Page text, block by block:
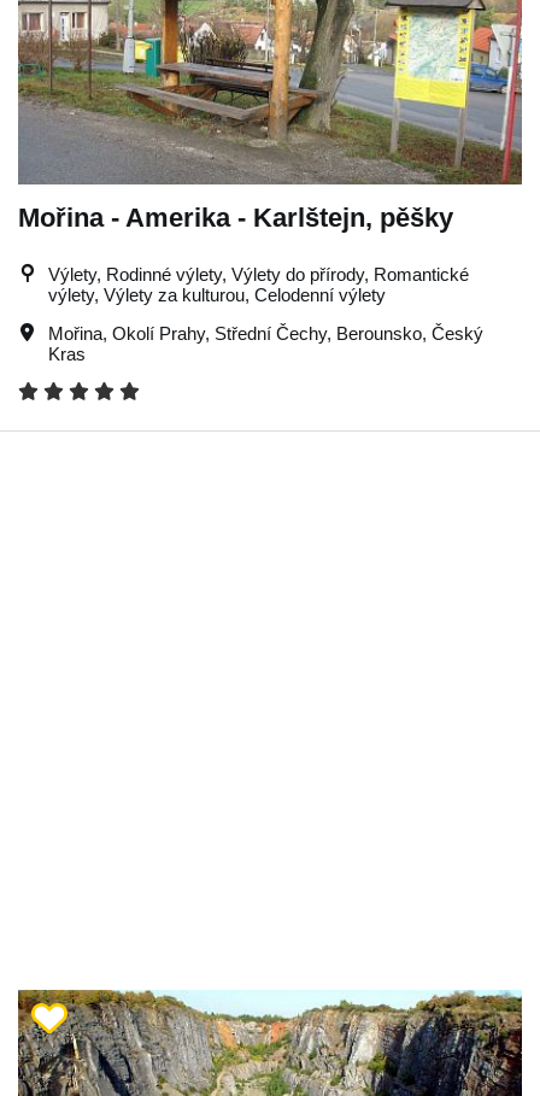
Mořina - Amerika - Karlštejn, pěšky
Výlety, Rodinné výlety, Výlety do přírody, Romantické
výlety, Výlety za kulturou, Celodenní výlety
Mořina, Okolí Prahy, Střední Čechy, Berounsko, Český
Kras